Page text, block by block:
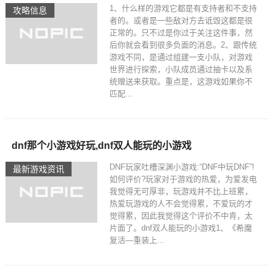
攻略信息
1、什么样的游戏它都是有支持者和不支持
者的。或者是一些敌对方去诋毁这都是很
正常的。只不过是你过于关注这件事，然
后你就会看到很多负面的消息。2、跟传统
游戏不同，是通过组建一支小队，对游戏
世界进行探索，小队成员通过抽卡以及系
统赠送来获取。重点是，这游戏如果你不
匹配...
最新游戏资讯
dnf那个小游戏好玩,dnf双人能玩的小游戏
DNF玩家吐槽深渊小游戏:“DNF中玩DNF”!
如何评价?玩家对于游戏的热爱，为爱发电
我觉得无可厚非，玩游戏并不比上班累，
热爱玩游戏的人不会觉得累，不爱玩的才
觉得累，因此我觉得这个评价不中肯，太
片面了。dnf双人能玩的小游戏1、《希魔
复活—重装上...